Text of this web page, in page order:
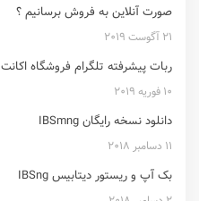
صورت آنلاین به فروش برسانیم ؟
21 آگوست 2019
ربات پیشرفته تلگرام فروشگاه اکانت
10 فوریه 2019
دانلود نسخه رایگان IBSmng
11 دسامبر 2018
بک آپ و ریستور دیتابیس IBSng